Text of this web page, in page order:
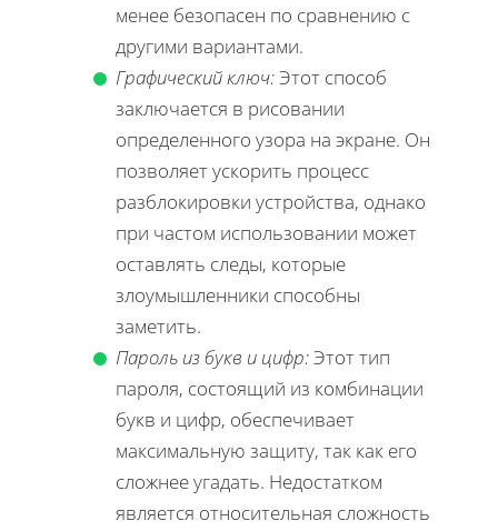
менее безопасен по сравнению с
другими вариантами.
Графический ключ:Этот способ
заключается в рисовании
определенного узора на экране. Он
позволяет ускорить процесс
разблокировки устройства, однако
при частом использовании может
оставлять следы, которые
злоумышленники способны
заметить.
Пароль из букв и цифр:Этот тип
пароля, состоящий из комбинации
букв и цифр, обеспечивает
максимальную защиту, так как его
сложнее угадать. Недостатком
является относительная сложность